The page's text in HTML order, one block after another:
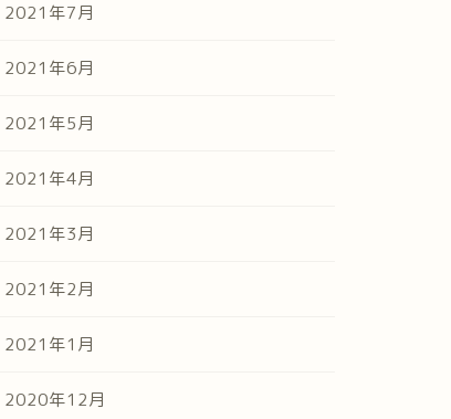
2021年7月
2021年6月
2021年5月
2021年4月
2021年3月
2021年2月
2021年1月
2020年12月